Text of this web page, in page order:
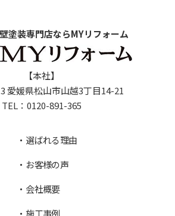
塗装専門店ならMYリフォーム
【本社】
愛媛県松山市山越3丁目14-21
TEL： 0120-891-365
選ばれる理由
お客様の声
会社概要
施工事例